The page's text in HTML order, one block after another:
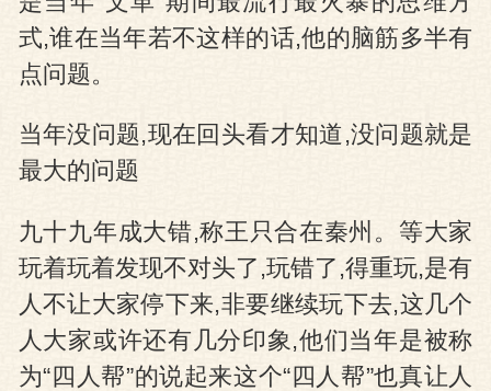
式,谁在当年若不这样的话,他的脑筋多半有
点问题。
当年没问题,现在回头看才知道,没问题就是
最大的问题
九十九年成大错,称王只合在秦州。等大家
玩着玩着发现不对头了,玩错了,得重玩,是有
人不让大家停下来,非要继续玩下去,这几个
人大家或许还有几分印象,他们当年是被称
为“四人帮”的说起来这个“四人帮”也真让人